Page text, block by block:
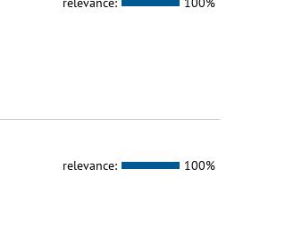
relevance: 100%